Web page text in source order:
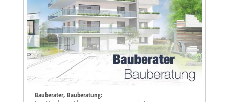
Bauberater, Bauberatung: